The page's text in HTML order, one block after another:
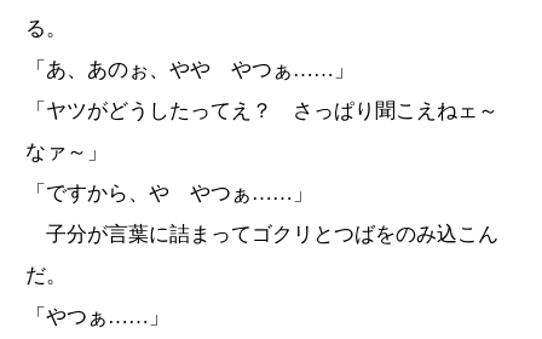
る。
「あ、あのぉ、やや やつぁ……」
「ヤツがどうしたってえ？ さっぱり聞こえねェ～
なァ～」
「ですから、や やつぁ……」
子分が言葉に詰まってゴクリとつばをのみ込こん
だ。
「やつぁ……」